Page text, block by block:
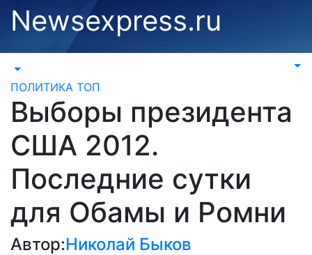
Перейти
содержимому
Newsexpress.ru
ПОЛИТИКА ТОП
Выборы президента
США 2012.
Последние сутки
для Обамы и Ромни
Автор:Николай Быков